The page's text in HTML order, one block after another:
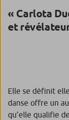
« Carlota
et
Elle se définit
danse offre un
qu’elle qualifie de